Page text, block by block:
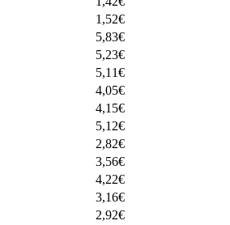
1,52€
5,83€
5,23€
5,11€
4,05€
4,15€
5,12€
2,82€
3,56€
4,22€
3,16€
2,92€